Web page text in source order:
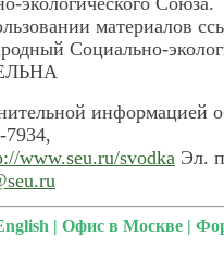
материалов
Социально-
информацией
7934,
www.seu.ru/svodka Эл.
| Офис в Москве |